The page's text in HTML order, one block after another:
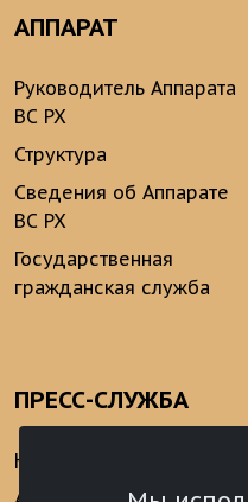
АППАРАТ
Руководитель Аппарата
ВС РХ
Структура
Сведения об Аппарате
ВС РХ
Государственная
гражданская служба
ПРЕСС-СЛУЖБА
Новости